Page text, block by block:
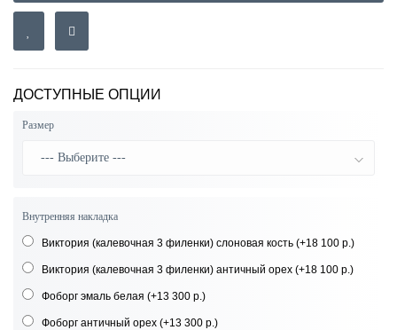
ДОСТУПНЫЕ ОПЦИИ
Размер
Внутренняя накладка
Виктория (калевочная 3 филенки) слоновая кость (+18 100 р.)
Виктория (калевочная 3 филенки) античный орех (+18 100 р.)
Фоборг эмаль белая (+13 300 р.)
Фоборг античный орех (+13 300 р.)